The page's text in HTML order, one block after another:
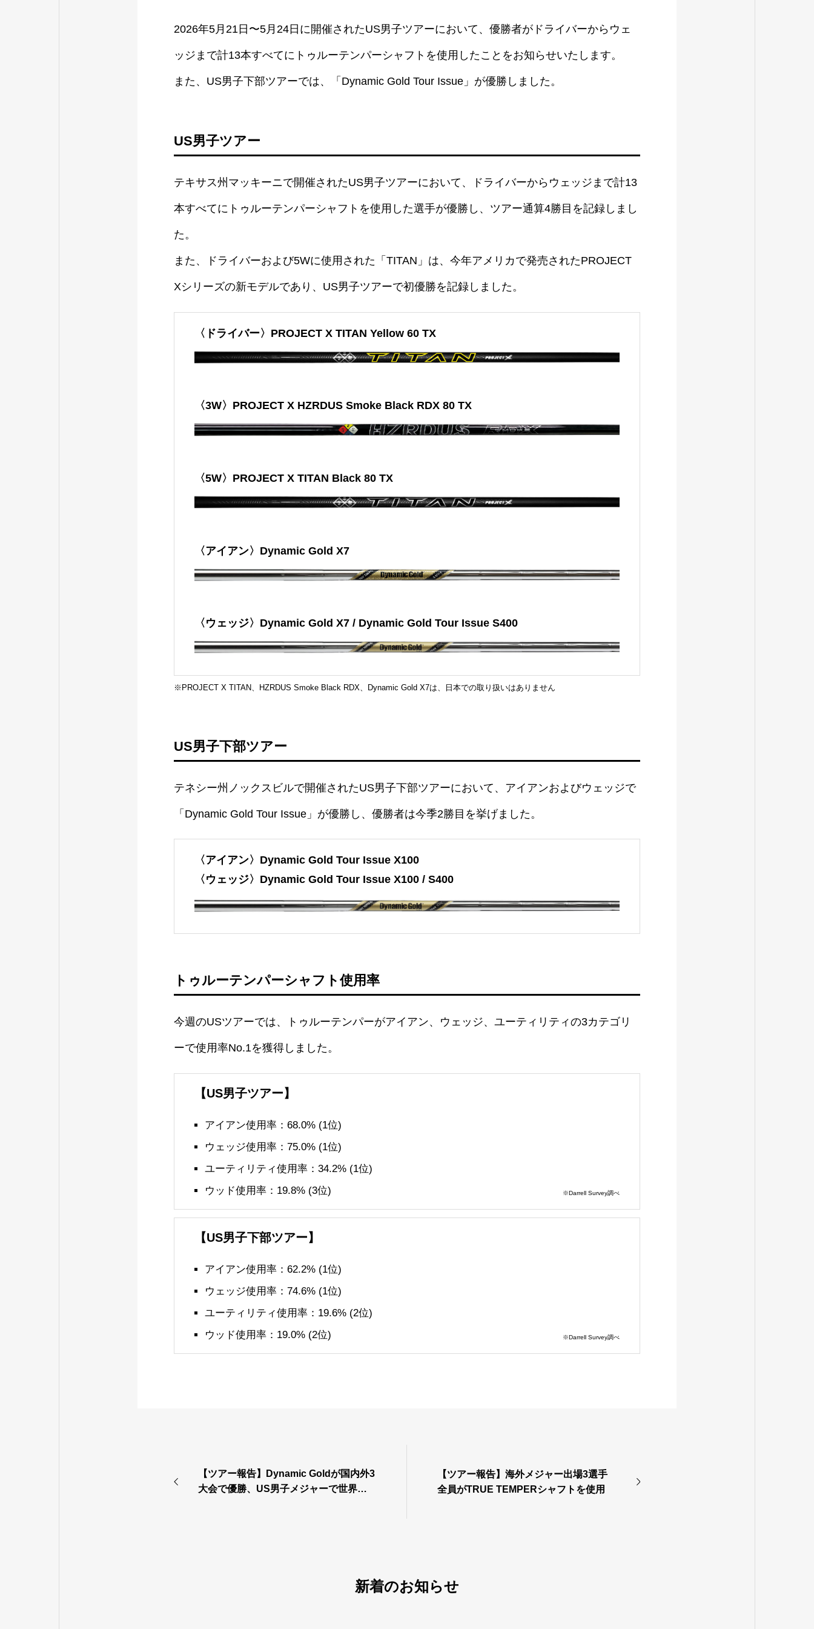
2026年5月21日〜5月24日に開催されたUS男子ツアーにおいて、優勝者がドライバーからウェ
ッジまで計13本すべてにトゥルーテンパーシャフトを使用したことをお知らせいたします。
また、US男子下部ツアーでは、「Dynamic Gold Tour Issue」が優勝しました。
US男子ツアー
テキサス州マッキーニで開催されたUS男子ツアーにおいて、ドライバーからウェッジまで計13
本すべてにトゥルーテンパーシャフトを使用した選手が優勝し、ツアー通算4勝目を記録しまし
た。
また、ドライバーおよび5Wに使用された「TITAN」は、今年アメリカで発売されたPROJECT
Xシリーズの新モデルであり、US男子ツアーで初優勝を記録しました。
〈ドライバー〉PROJECT X TITAN Yellow 60 TX
〈3W〉PROJECT X HZRDUS Smoke Black RDX 80 TX
〈5W〉PROJECT X TITAN Black 80 TX
〈アイアン〉Dynamic Gold X7
〈ウェッジ〉Dynamic Gold X7 / Dynamic Gold Tour Issue S400
※PROJECT X TITAN、HZRDUS Smoke Black RDX、Dynamic Gold X7は、日本での取り扱いはありません
US男子下部ツアー
テネシー州ノックスビルで開催されたUS男子下部ツアーにおいて、アイアンおよびウェッジで
「Dynamic Gold Tour Issue」が優勝し、優勝者は今季2勝目を挙げました。
〈アイアン〉Dynamic Gold Tour Issue X100
〈ウェッジ〉Dynamic Gold Tour Issue X100 / S400
トゥルーテンパーシャフト使用率
今週のUSツアーでは、トゥルーテンパーがアイアン、ウェッジ、ユーティリティの3カテゴリ
ーで使用率No.1を獲得しました。
【US男子ツアー】
アイアン使用率：68.0% (1位)
ウェッジ使用率：75.0% (1位)
ユーティリティ使用率：34.2% (1位)
ウッド使用率：19.8% (3位)
※Darrell Survey調べ
【US男子下部ツアー】
アイアン使用率：62.2% (1位)
ウェッジ使用率：74.6% (1位)
ユーティリティ使用率：19.6% (2位)
ウッド使用率：19.0% (2位)
※Darrell Survey調べ
【ツアー報告】Dynamic Goldが国内外3
大会で優勝、US男子メジャーで世界ラ
【ツアー報告】海外メジャー出場3選手
全員がTRUE TEMPERシャフトを使用
新着のお知らせ